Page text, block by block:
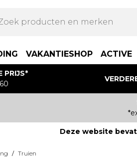
VAKANTIESHOP ACTIVE
PRIJS*
Deze website
/ Truien